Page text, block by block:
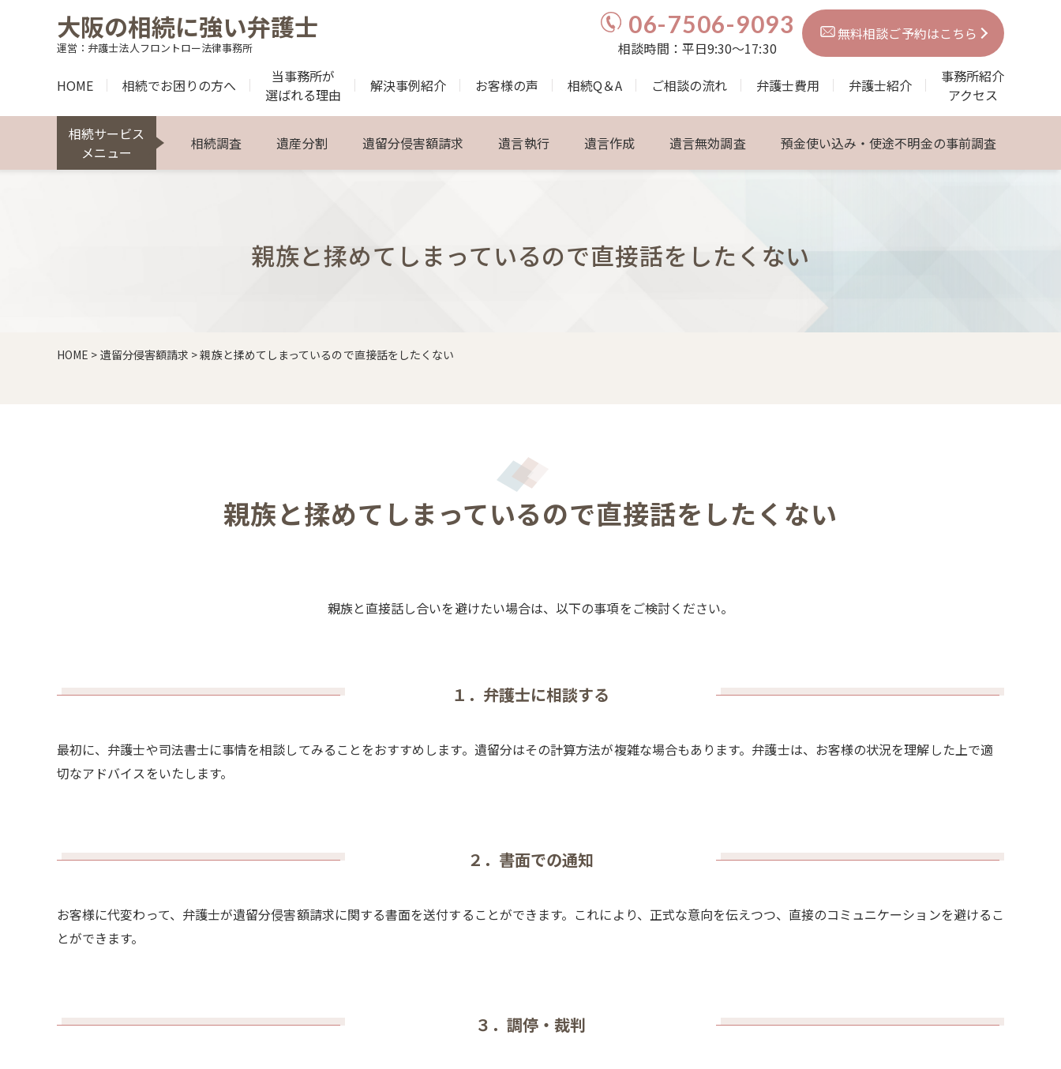
大阪の相続に強い弁護士
運営：弁護士法人フロントロー法律事務所
06-7506-9093
相談時間：平日9:30～17:30
無料相談ご予約はこちら
HOME 相続でお困りの方へ
当事務所が
選ばれる理由
解決事例紹介 お客様の声 相続Q＆A ご相談の流れ 弁護士費用 弁護士紹介
事務所紹介
アクセス
相続サービス
メニュー
相続調査 遺産分割 遺留分侵害額請求 遺言執行 遺言作成 遺言無効調査 預金使い込み・使途不明金の事前調査
親族と揉めてしまっているので直接話をしたくない
HOME > 遺留分侵害額請求 >親族と揉めてしまっているので直接話をしたくない
親族と揉めてしまっているので直接話をしたくない
親族と直接話し合いを避けたい場合は、以下の事項をご検討ください。
１．弁護士に相談する
最初に、弁護士や司法書士に事情を相談してみることをおすすめします。遺留分はその計算方法が複雑な場合もあります。弁護士は、お客様の状況を理解した上で適
切なアドバイスをいたします。
２．書面での通知
お客様に代変わって、弁護士が遺留分侵害額請求に関する書面を送付することができます。これにより、正式な意向を伝えつつ、直接のコミュニケーションを避けるこ
とができます。
３．調停・裁判